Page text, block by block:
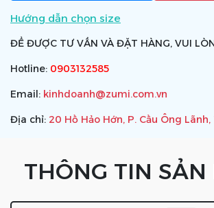
Hướng dẫn chọn size
ĐỂ ĐƯỢC TƯ VẤN VÀ ĐẶT HÀNG, VUI
Hotline: 0903132585
Email: kinhdoanh@zumi.com.vn
Địa chỉ: 20 Hồ Hảo Hớn, P. Cầu Ông Lãnh,
THÔNG TIN SẢN